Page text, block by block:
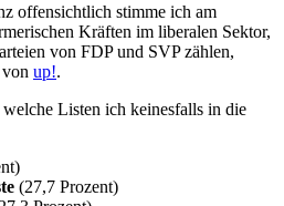
offensichtlich stimme ich am
Kräften im liberalen Sektor,
von FDP und SVP zählen,
up!.
Listen ich keinesfalls in die
(27,7 Prozent)